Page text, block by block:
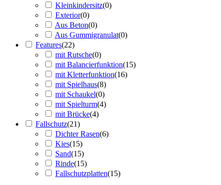
Kleinkindersitz(0)
Exterior(0)
Aus Beton(0)
Aus Gummigranulat(0)
Features(22)
mit Rutsche(0)
mit Balancierfunktion(15)
mit Kletterfunktion(16)
mit Spielhaus(8)
mit Schaukel(0)
mit Spielturm(4)
mit Brücke(4)
Fallschutz(21)
Dichter Rasen(6)
Kies(15)
Sand(15)
Rinde(15)
Fallschutzplatten(15)